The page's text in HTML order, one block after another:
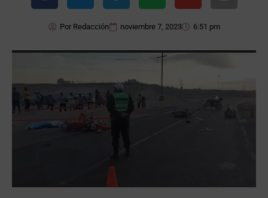
PorRedacción noviembre 7, 2023 6:51 pm